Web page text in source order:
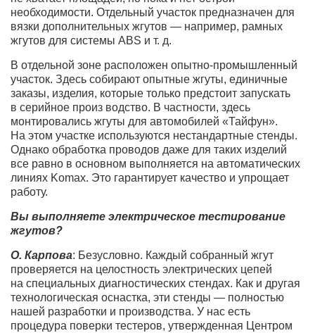
необходимости. Отдельный участок предназначен для
вязки дополнительных жгутов — например, рамных
жгутов для системы ABS и т. д.
В отдельной зоне расположен опытно-промышленный
участок. Здесь собирают опытные жгуты, единичные
заказы, изделия, которые только предстоит запускать
в серийное произ водство. В частности, здесь
монтировались жгуты для автомобилей «Тайфун».
На этом участке используются нестандартные стенды.
Однако обработка проводов даже для таких изделий
все равно в основном выполняется на автоматических
линиях Komax. Это гарантирует качество и упрощает
работу.
Вы выполняете электрическое тестирование
жгутов?
О. Карпова: Безусловно. Каждый собранный жгут
проверяется на целостность электрических цепей
на специальных диагностических стендах. Как и другая
технологическая оснастка, эти стенды — полностью
нашей разработки и производства. У нас есть
процедура поверки тестеров, утвержденная Центром